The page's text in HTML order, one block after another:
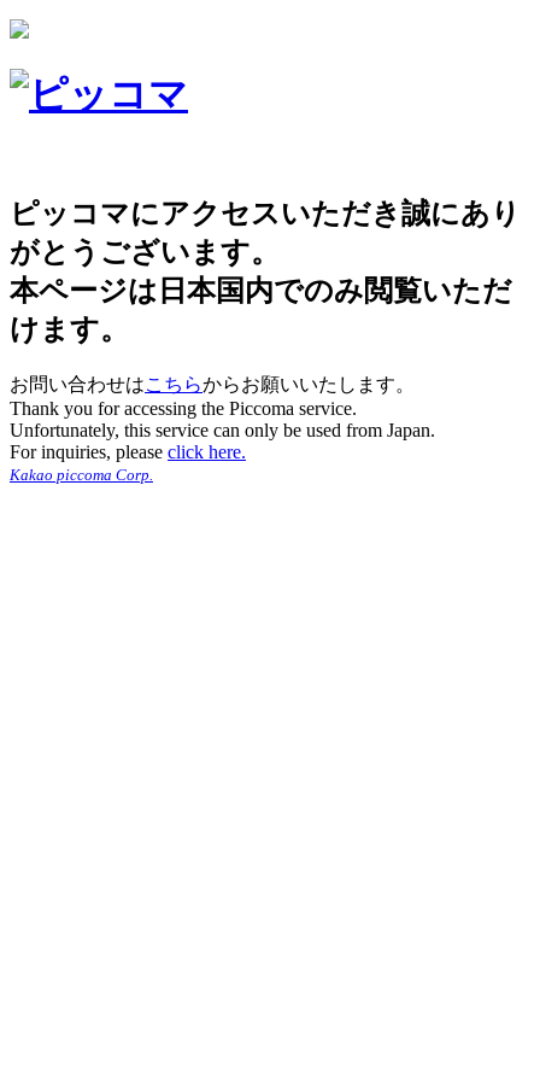
ピッコマにアクセスいただき誠にあり
がとうございます。
本ページは日本国内でのみ閲覧いただ
けます。
お問い合わせはこちらからお願いいたします。
Thank you for accessing the Piccoma service.
Unfortunately, this service can only be used from Japan.
For inquiries, please click here.
Kakao piccoma Corp.